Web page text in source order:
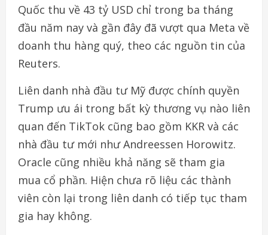
Quốc thu về 43 tỷ USD chỉ trong ba tháng
đầu năm nay và gần đây đã vượt qua Meta về
doanh thu hàng quý, theo các nguồn tin của
Reuters.
Liên danh nhà đầu tư Mỹ được chính quyền
Trump ưu ái trong bất kỳ thương vụ nào liên
quan đến TikTok cũng bao gồm KKR và các
nhà đầu tư mới như Andreessen Horowitz.
Oracle cũng nhiều khả năng sẽ tham gia
mua cổ phần. Hiện chưa rõ liệu các thành
viên còn lại trong liên danh có tiếp tục tham
gia hay không.